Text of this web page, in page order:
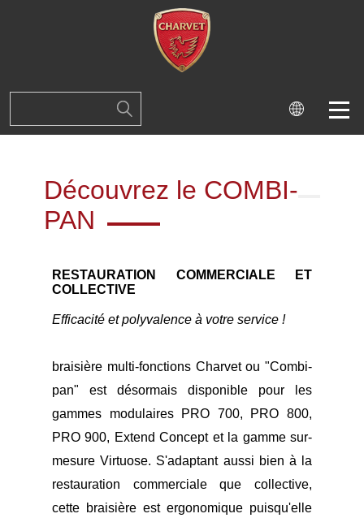
Découvrez le COMBI-
PAN
RESTAURATION COMMERCIALE ET
COLLECTIVE
Efficacité et polyvalence à votre service !
braisière multi-fonctions Charvet ou "Combi-
pan" est désormais disponible pour les
gammes modulaires PRO 700, PRO 800,
PRO 900, Extend Concept et la gamme sur-
mesure Virtuose. S'adaptant aussi bien à la
restauration commerciale que collective,
cette braisière est ergonomique puisqu'elle